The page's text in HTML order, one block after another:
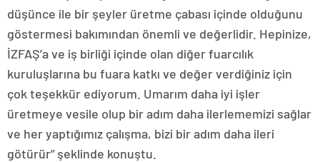
düşünce ile bir şeyler üretme çabası içinde olduğunu
göstermesi bakımından önemli ve değerlidir. Hepinize,
İZFAŞ’a ve iş birliği içinde olan diğer fuarcılık
kuruluşlarına bu fuara katkı ve değer verdiğiniz için
çok teşekkür ediyorum. Umarım daha iyi işler
üretmeye vesile olup bir adım daha ilerlememizi sağlar
ve her yaptığımız çalışma, bizi bir adım daha ileri
götürür” şeklinde konuştu.